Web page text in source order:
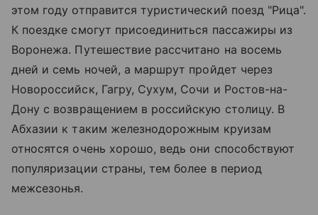
этом году отправится туристический поезд "Рица".
К поездке смогут присоединиться пассажиры из
Воронежа. Путешествие рассчитано на восемь
дней и семь ночей, а маршрут пройдет через
Новороссийск, Гагру, Сухум, Сочи и Ростов-на-
Дону с возвращением в российскую столицу. В
Абхазии к таким железнодорожным круизам
относятся очень хорошо, ведь они способствуют
популяризации страны, тем более в период
межсезонья.